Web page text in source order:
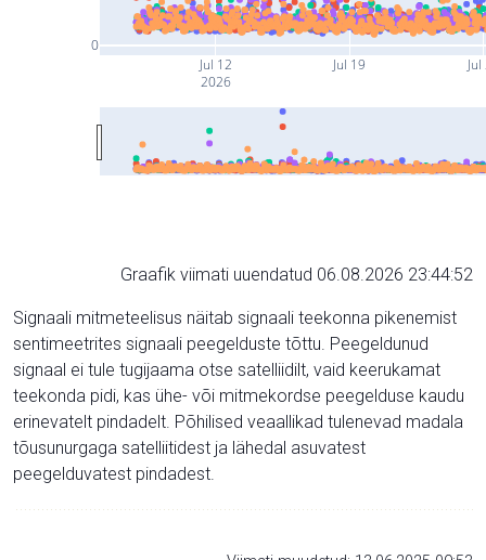
Jul 12
2026
Jul 19
0
Graafik viimati uuendatud 06.08.2026 23:44:52
Signaali mitmeteelisus näitab signaali teekonna pikenemist
sentimeetrites signaali peegelduste tõttu. Peegeldunud
signaal ei tule tugijaama otse satelliidilt, vaid keerukamat
teekonda pidi, kas ühe- või mitmekordse peegelduse kaudu
erinevatelt pindadelt. Põhilised veaallikad tulenevad madala
tõusunurgaga satelliitidest ja lähedal asuvatest
peegelduvatest pindadest.